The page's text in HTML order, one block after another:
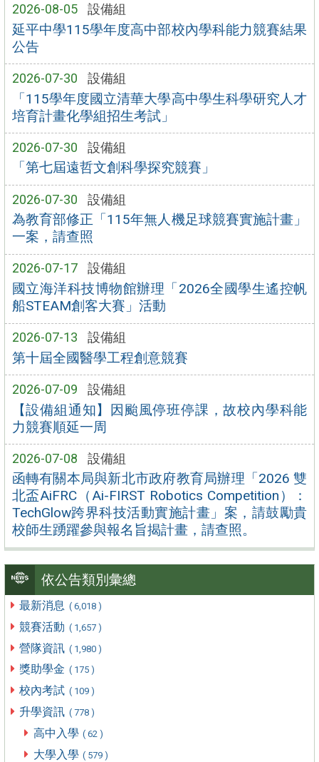
2026-08-05 設備組
延平中學115學年度高中部校內學科能力競賽結果
公告
2026-07-30 設備組
「115學年度國立清華大學高中學生科學研究人才
培育計畫化學組招生考試」
2026-07-30 設備組
「第七屆遠哲文創科學探究競賽」
2026-07-30 設備組
為教育部修正「115年無人機足球競賽實施計畫」
一案，請查照
2026-07-17 設備組
國立海洋科技博物館辦理「2026全國學生遙控帆
船STEAM創客大賽」活動
2026-07-13 設備組
第十屆全國醫學工程創意競賽
2026-07-09 設備組
【設備組通知】因颱風停班停課，故校內學科能
力競賽順延一周
2026-07-08 設備組
函轉有關本局與新北市政府教育局辦理「2026 雙
北盃AiFRC（Ai-FIRST Robotics Competition）：
TechGlow跨界科技活動實施計畫」案，請鼓勵貴
校師生踴躍參與報名旨揭計畫，請查照。
依公告類別彙總
最新消息 ( 6,018 )
競賽活動 ( 1,657 )
營隊資訊 ( 1,980 )
獎助學金 ( 175 )
校內考試 ( 109 )
升學資訊 ( 778 )
高中入學 ( 62 )
大學入學 ( 579 )